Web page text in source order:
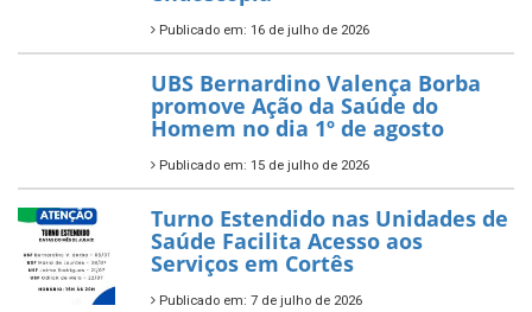
Publicado em: 16 de julho de 2026
UBS Bernardino Valença Borba
promove Ação da Saúde do
Homem no dia 1º de agosto
Publicado em: 15 de julho de 2026
Turno Estendido nas Unidades de
Saúde Facilita Acesso aos
Serviços em Cortês
Publicado em: 7 de julho de 2026